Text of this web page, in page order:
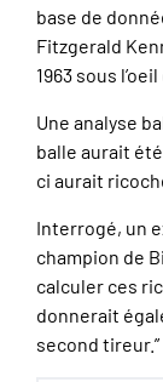
base de
Fitzgerald
1963 sous
Une analyse
balle aurait
ci aurait
Interrogé, un
champion de
calculer ces
donnerait
second tireur.”